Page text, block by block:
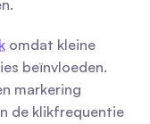
omdat kleine
beïnvloeden.
markering
de klikfrequentie